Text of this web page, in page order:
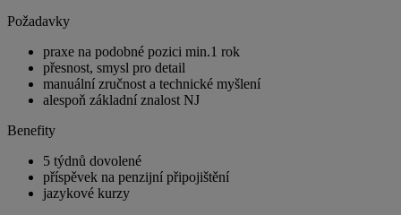
Požadavky
praxe na podobné pozici min.1 rok
přesnost, smysl pro detail
manuální zručnost a technické myšlení
alespoň základní znalost NJ
Benefity
5 týdnů dovolené
příspěvek na penzijní připojištění
jazykové kurzy